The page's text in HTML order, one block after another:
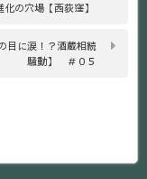
の穴場【西荻窪】
目に涙！？酒蔵相続
騒動】 ＃０５